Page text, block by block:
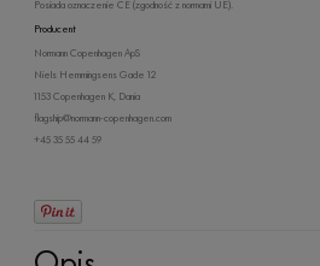
Posiada oznaczenie CE (zgodność z normami UE).
Producent
Normann Copenhagen ApS
Niels Hemmingsens Gade 12
1153 Copenhagen K, Dania
flagship@normann-copenhagen.com
+45 35 55 44 59